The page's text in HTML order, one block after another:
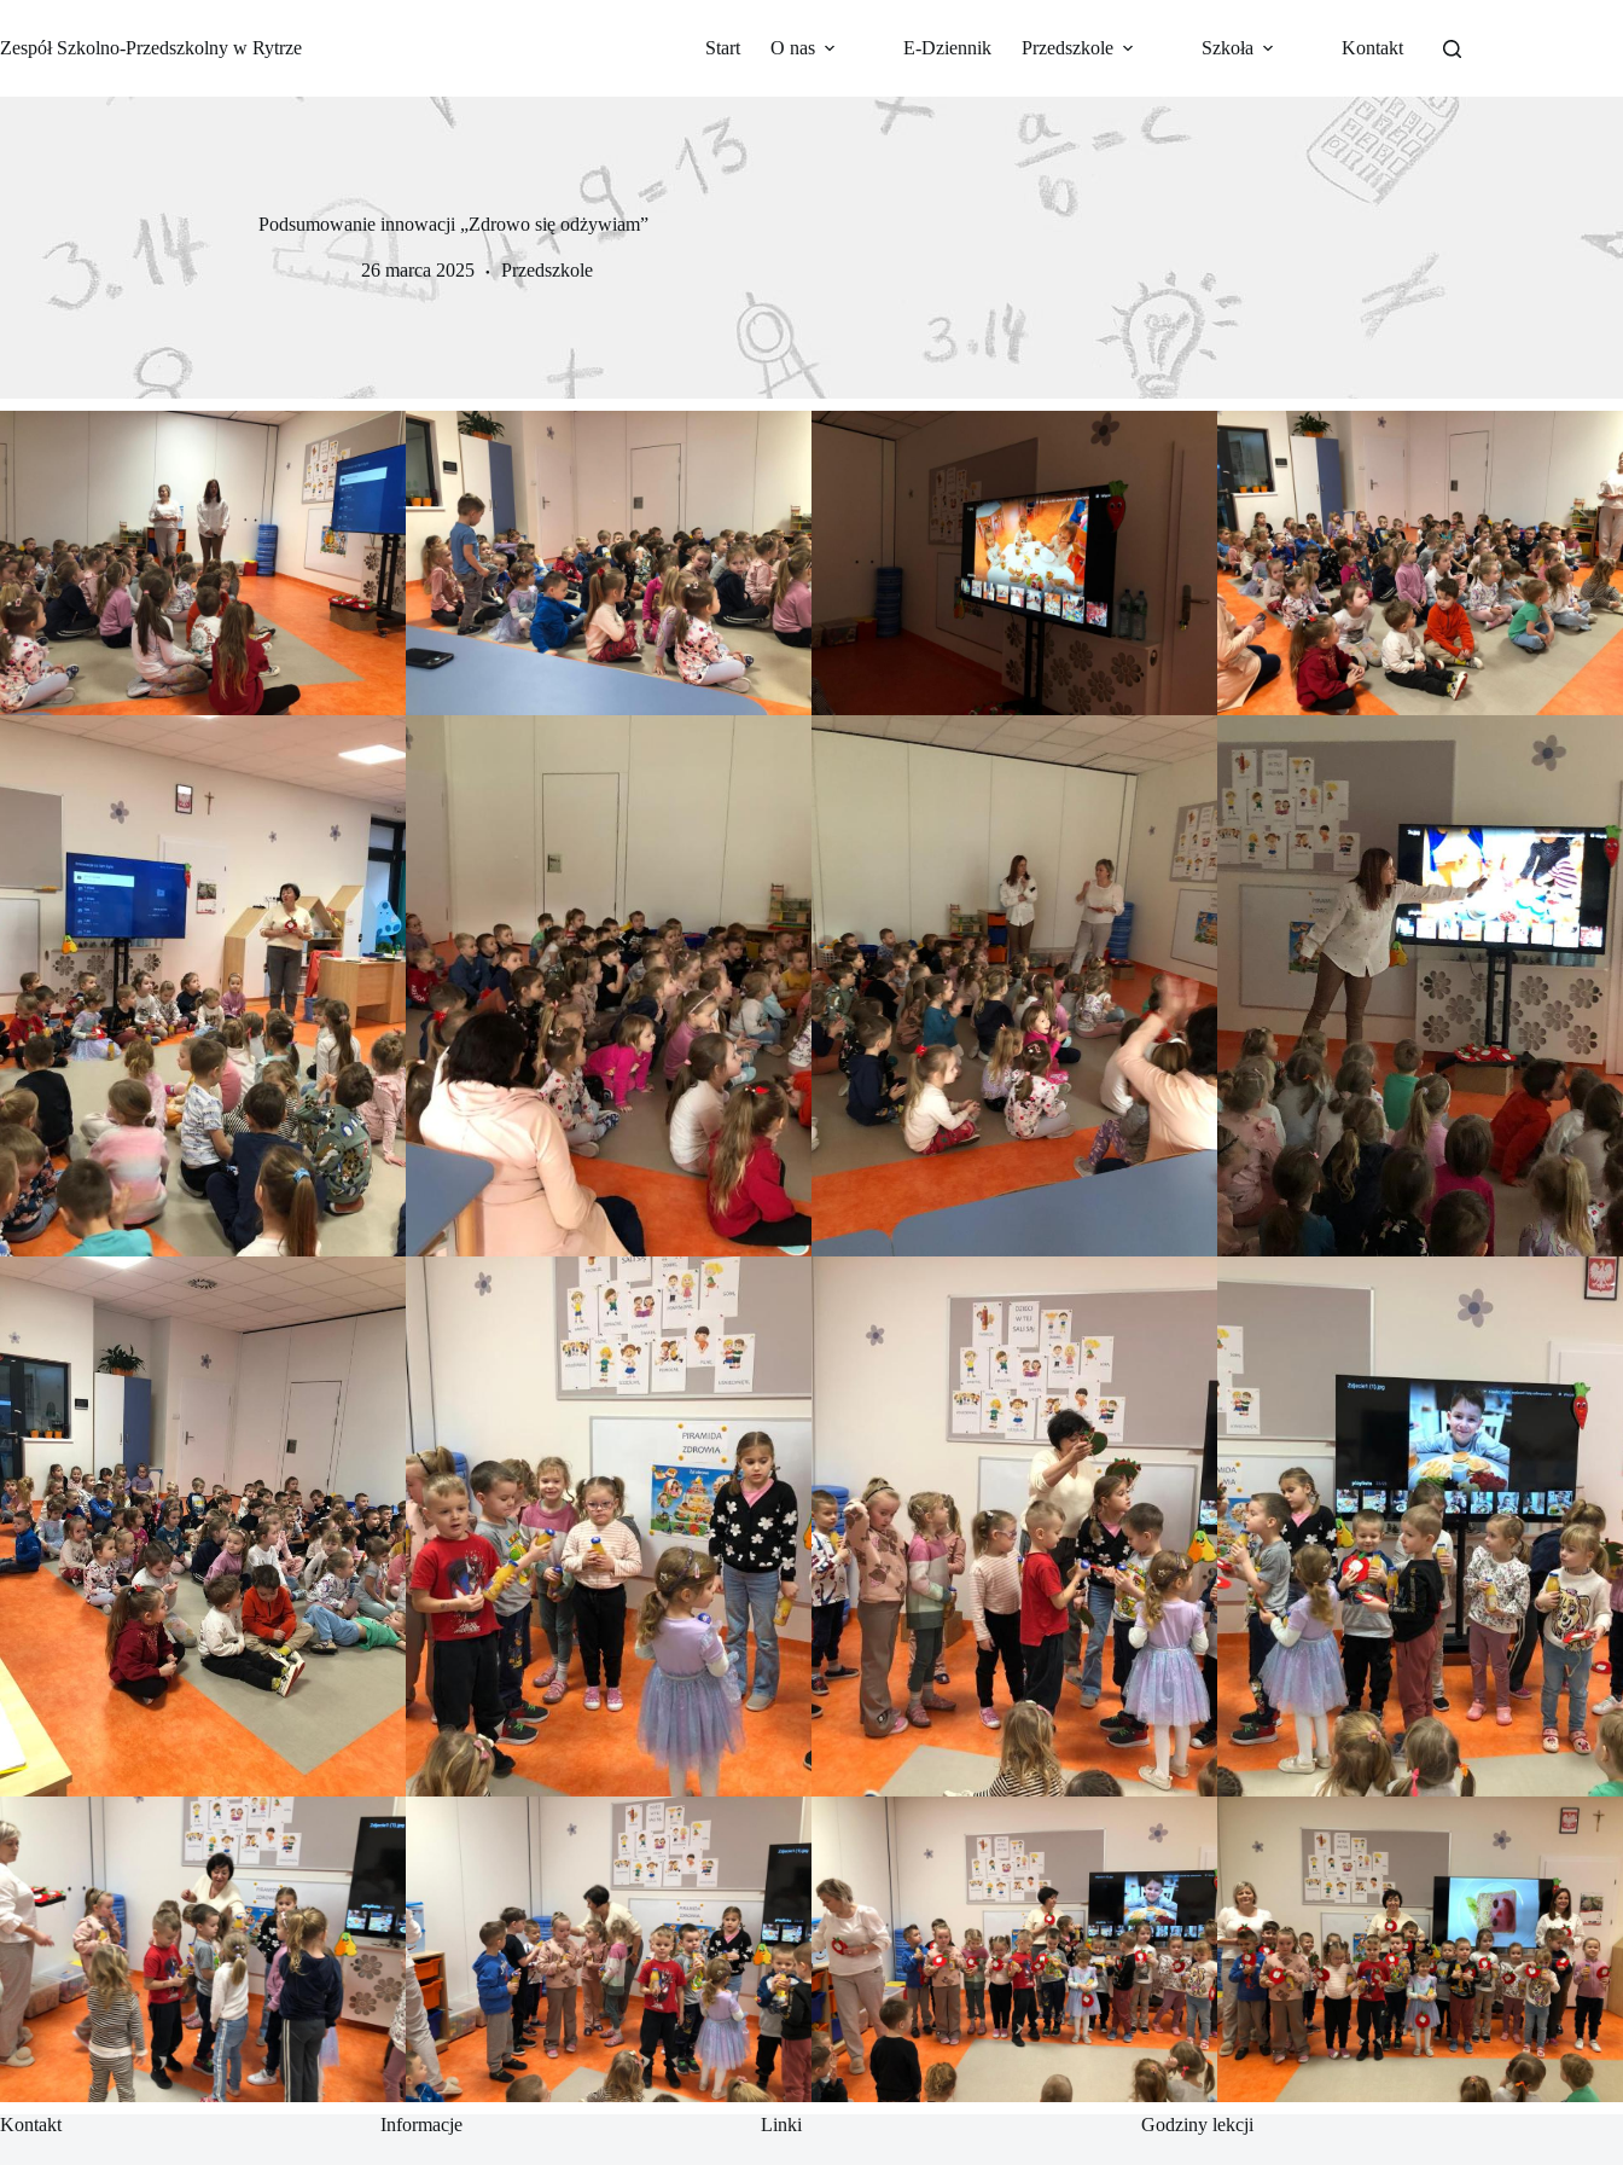
treści
Zespół Szkolno-Przedszkolny w Rytrze Start O nas E-Dziennik Przedszkole Szkoła Kontakt
Podsumowanie innowacji „Zdrowo się odżywiam”
26 marca 2025 Przedszkole
Kontakt Informacje Linki Godziny lekcji